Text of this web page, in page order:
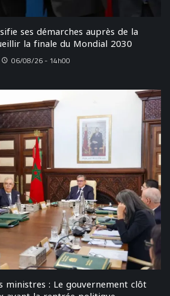
ses démarches auprès de la
la finale du Mondial 2030
06/08/26 - 14h00
ministres : Le gouvernement clôt